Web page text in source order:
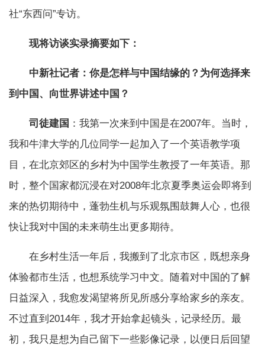
社“东西问”专访。
现将访谈实录摘要如下：
中新社记者：你是怎样与中国结缘的？为何选择来
到中国、向世界讲述中国？
司徒建国 ：我第一次来到中国是在2007年。当时，
我和牛津大学的几位同学一起加入了一个英语教学项
目，在北京郊区的乡村为中国学生教授了一年英语。那
时，整个国家都沉浸在对2008年北京夏季奥运会即将到
来的热切期待中，蓬勃生机与乐观氛围鼓舞人心，也很
快让我对中国的未来萌生出更多期待。
在乡村生活一年后，我搬到了北京市区，既想亲身
体验都市生活，也想系统学习中文。随着对中国的了解
日益深入，我愈发渴望将所见所感分享给家乡的亲友。
不过直到2014年，我才开始拿起镜头，记录经历。最
初，我只是想为自己留下一些影像记录，以便日后回望